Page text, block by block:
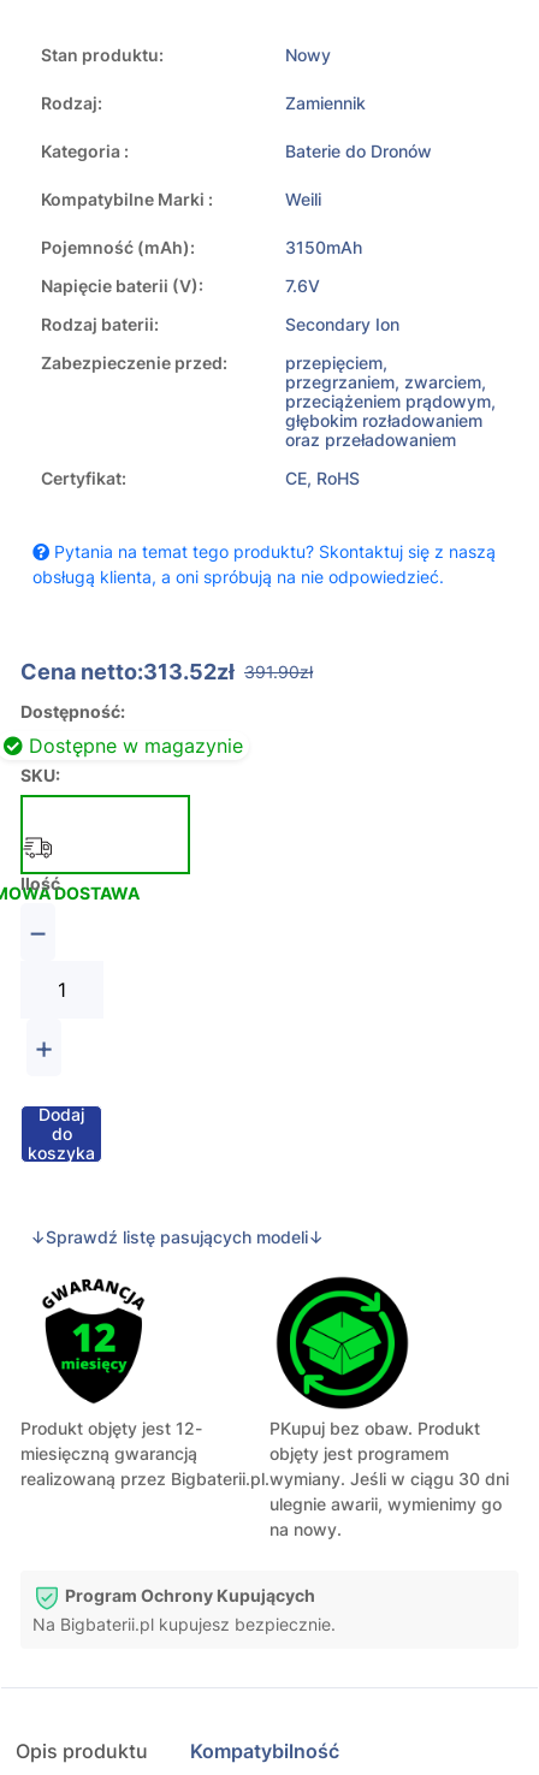
Stan produktu: Nowy
Rodzaj: Zamiennik
Kategoria : Baterie do Dronów
Kompatybilne Marki : Weili
Pojemność (mAh):
3150mAh
Napięcie baterii (V):
7.6V
Rodzaj baterii:
Secondary Ion
Zabezpieczenie przed:
przepięciem,
przegrzaniem, zwarciem,
przeciążeniem prądowym,
głębokim rozładowaniem
oraz przeładowaniem
Certyfikat:
CE, RoHS
Pytania na temat tego produktu? Skontaktuj się z naszą
obsługą klienta, a oni spróbują na nie odpowiedzieć.
Cena netto:313.52zł 391.90zł
Dostępność:
Dostępne w magazynie
SKU:
DOSTAWA
Ilość
−
+
Dodaj
do
koszyka
↓Sprawdź listę pasujących modeli↓
Produkt objęty jest 12-
miesięczną gwarancją
realizowaną przez Bigbaterii.pl.
PKupuj bez obaw. Produkt
objęty jest programem
wymiany. Jeśli w ciągu 30 dni
ulegnie awarii, wymienimy go
na nowy.
Program Ochrony Kupujących
Na Bigbaterii.pl kupujesz bezpiecznie.
Opis produktu Kompatybilność